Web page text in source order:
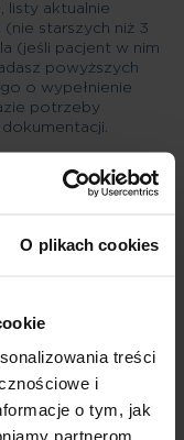
O plikach cookies
treści
i
o tym, jak
partnerom
listy aktualnie
starszych niż 3
(jeśli pacjent w nim
powyższych
o wypełnienie
potrzeby
aby upewnić